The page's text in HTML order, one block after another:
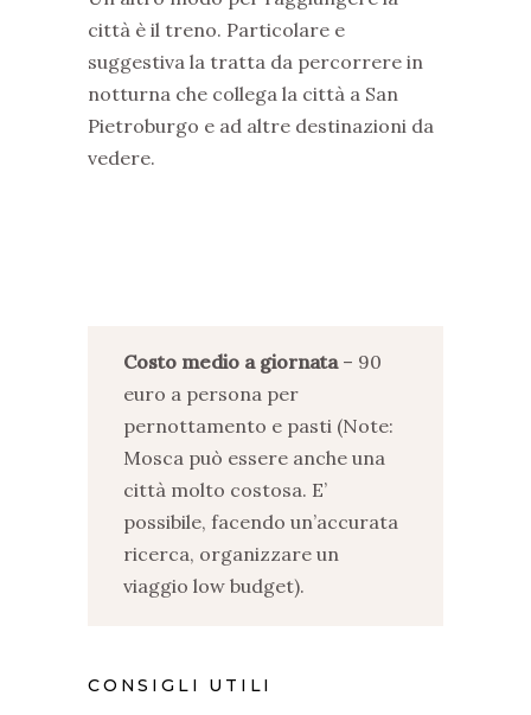
città è il treno. Particolare e
suggestiva la tratta da percorrere in
notturna che collega la città a San
Pietroburgo e ad altre destinazioni da
vedere.
Costo medio a giornata– 90
euro a persona per
pernottamento e pasti (Note:
Mosca può essere anche una
città molto costosa. E’
possibile, facendo un’accurata
ricerca, organizzare un
viaggio low budget).
CONSIGLI UTILI